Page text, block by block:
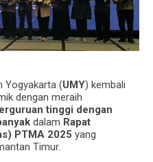
Yogyakarta (UMY) kembali
dengan meraih
tinggi dengan
dalam Rapat
PTMA 2025 yang
Timur.